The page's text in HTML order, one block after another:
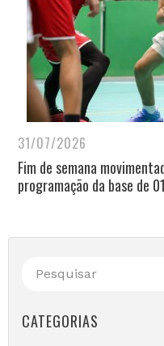
31/07/2026
Fim de semana
programação da base de
CATEGORIAS